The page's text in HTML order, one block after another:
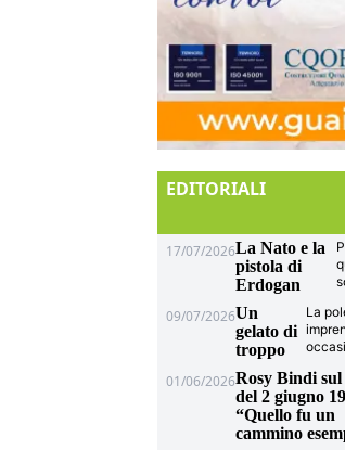
EDITORIALI
17/07/2026La Nato e la
pistola di
Erdogan
09/07/2026Un
gelato di
troppo
La
01/06/2026Rosy Bindi sul
del 2 giugno
“Quello fu un
cammino